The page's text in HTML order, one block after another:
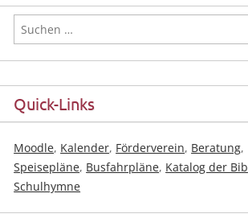
Suchen
nach:
Quick-Links
Moodle, Kalender, Förderverein, Beratung,
Speisepläne, Busfahrpläne, Katalog der Bib
Schulhymne